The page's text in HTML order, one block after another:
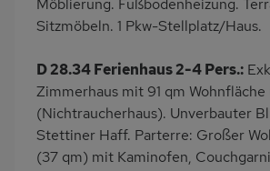
Sitzmöbeln. 1 Pkw-Stellplatz/Haus.
D 28.34 Ferienhaus 2-4 Pers.:
Zimmerhaus mit 91 qm
(Nichtraucherhaus). Unverbauter
Stettiner Haff. Parterre: Großer
(37 qm) mit Kaminofen,